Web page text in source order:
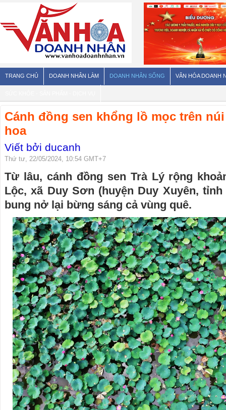
TRANG CHỦ DOANH NHÂN LÀM DOANH NHÂN SỐNG VĂN HÓA DOANH
Cánh đồng sen khổng lồ mọc trên
hoa
Viết bởi ducanh
Thứ tư, 22/05/2024, 10:54 GMT+7
Từ lâu, cánh đồng sen Trà Lý rộng
Lộc, xã Duy Sơn (huyện Duy Xuyên,
bung nở lại bừng sáng cả vùng quê.